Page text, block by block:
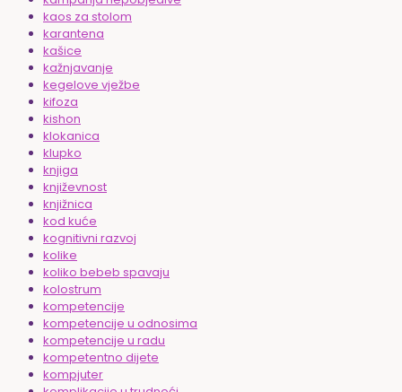
kaos za stolom
karantena
kašice
kažnjavanje
kegelove vježbe
kifoza
kishon
klokanica
klupko
knjiga
književnost
knjižnica
kod kuće
kognitivni razvoj
kolike
koliko bebeb spavaju
kolostrum
kompetencije
kompetencije u odnosima
kompetencije u radu
kompetentno dijete
kompjuter